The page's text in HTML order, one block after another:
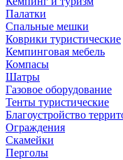
Палатки
Спальные мешки
Коврики туристические
Кемпинговая мебель
Компасы
Шатры
Газовое оборудование
Тенты туристические
Благоустройство
Ограждения
Скамейки
Перголы